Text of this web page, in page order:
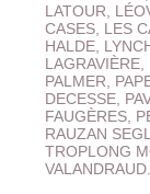
LATOUR,
CASES, LES
HALDE,
PALMER,
DECESSE,
FAUGÈRES,
RAUZAN
TROPLONG